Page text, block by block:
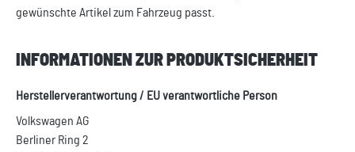
gewünschte Artikel zum Fahrzeug passt.
INFORMATIONEN ZUR PRODUKTSICHERHEIT
Herstellerverantwortung / EU verantwortliche Person
Volkswagen AG
Berliner Ring 2